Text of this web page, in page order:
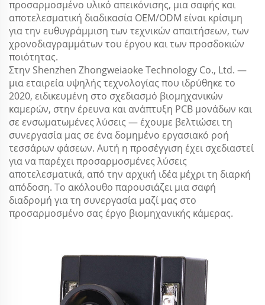
προσαρμοσμένο υλικό απεικόνισης, μια σαφής και
αποτελεσματική διαδικασία OEM/ODM είναι κρίσιμη
για την ευθυγράμμιση των τεχνικών απαιτήσεων, των
χρονοδιαγραμμάτων του έργου και των προσδοκιών
ποιότητας.
Στην Shenzhen Zhongweiaoke Technology Co., Ltd. —
μια εταιρεία υψηλής τεχνολογίας που ιδρύθηκε το
2020, ειδικευμένη στο σχεδιασμό βιομηχανικών
καμερών, στην έρευνα και ανάπτυξη PCB μονάδων και
σε ενσωματωμένες λύσεις — έχουμε βελτιώσει τη
συνεργασία μας σε ένα δομημένο εργασιακό ροή
τεσσάρων φάσεων. Αυτή η προσέγγιση έχει σχεδιαστεί
για να παρέχει προσαρμοσμένες λύσεις
αποτελεσματικά, από την αρχική ιδέα μέχρι τη διαρκή
απόδοση. Το ακόλουθο παρουσιάζει μια σαφή
διαδρομή για τη συνεργασία μαζί μας στο
προσαρμοσμένο σας έργο βιομηχανικής κάμερας.